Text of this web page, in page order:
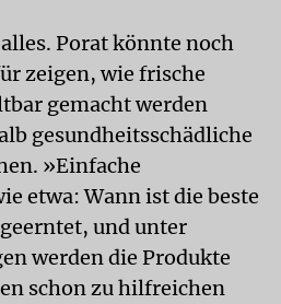
Porat könnte noch
zeigen, wie frische
gemacht werden
gesundheitsschädliche
»Einfache
etwa: Wann ist die beste
und unter
werden die Produkte
schon zu hilfreichen